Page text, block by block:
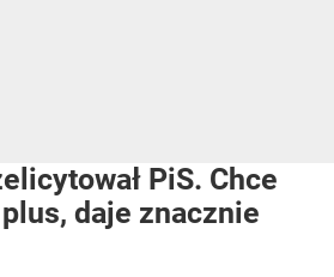
PiS. Chce
daje znacznie